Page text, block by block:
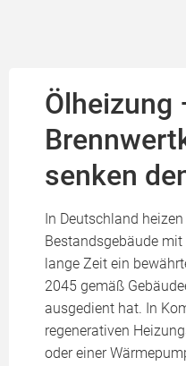
Ölheizung
senken
In Deutschland
Bestandsgebäude
lange Zeit ein
2045 gemäß
ausgedient hat. In
regenerativen
oder einer